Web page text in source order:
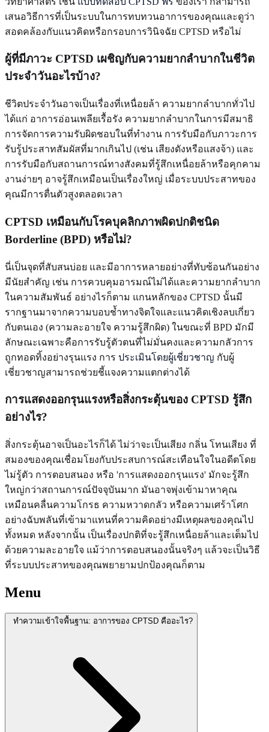
เสนอวิธีการที่เป็นระบบในการทบทวนอาการของคุณและดูว่า
สอดคล้องกับแนวคิดหรือกรอบการวินิจฉัย CPTSD หรือไม่
ผู้ที่มีภาวะ CPTSD เผชิญกับความยากลำบากในชีวิต
ประจำวันอะไรบ้าง?
ชีวิตประจำวันอาจเป็นเรื่องที่เหนื่อยล้า ความยากลำบากทั่วไป
ได้แก่ อาการอ่อนเพลียเรื้อรัง ความยากลำบากในการมีสมาธิ
การจัดการความรับผิดชอบในที่ทำงาน การรับมือกับภาวะการ
รับรู้ประสาทสัมผัสที่มากเกินไป (เช่น เสียงดังหรือแสงจ้า) และ
การรับมือกับสถานการณ์ทางสังคมที่รู้สึกเหนื่อยล้าหรือคุกคาม
งานง่ายๆ อาจรู้สึกเหมือนเป็นเรื่องใหญ่ เมื่อระบบประสาทของ
คุณมีการตื่นตัวสูงตลอดเวลา
CPTSD เหมือนกับโรคบุคลิกภาพผิดปกติชนิด
Borderline (BPD) หรือไม่?
นี่เป็นจุดที่สับสนบ่อย และมีอาการหลายอย่างที่ทับซ้อนกันอย่าง
มีนัยสำคัญ เช่น การควบคุมอารมณ์ไม่ได้และความยากลำบาก
ในความสัมพันธ์ อย่างไรก็ตาม แกนหลักของ CPTSD นั้นมี
รากฐานมาจากความบอบช้ำทางจิตใจและแนวคิดเชิงลบเกี่ยว
กับตนเอง (ความละอายใจ ความรู้สึกผิด) ในขณะที่ BPD มักมี
ลักษณะเฉพาะคือการรับรู้ตัวตนที่ไม่มั่นคงและความกลัวการ
ถูกทอดทิ้งอย่างรุนแรง การ ประเมินโดยผู้เชี่ยวชาญ กับผู้
เชี่ยวชาญสามารถช่วยชี้แจงความแตกต่างได้
การแสดงออกรุนแรงหรือสิ่งกระตุ้นของ CPTSD รู้สึก
อย่างไร?
สิ่งกระตุ้นอาจเป็นอะไรก็ได้ ไม่ว่าจะเป็นเสียง กลิ่น โทนเสียง ที่
สมองของคุณเชื่อมโยงกับประสบการณ์สะเทือนใจในอดีตโดย
ไม่รู้ตัว การตอบสนอง หรือ 'การแสดงออกรุนแรง' มักจะรู้สึก
ใหญ่กว่าสถานการณ์ปัจจุบันมาก มันอาจพุ่งเข้ามาหาคุณ
เหมือนคลื่นความโกรธ ความหวาดกลัว หรือความเศร้าโศก
อย่างฉับพลันที่เข้ามาแทนที่ความคิดอย่างมีเหตุผลของคุณไป
ทั้งหมด หลังจากนั้น เป็นเรื่องปกติที่จะรู้สึกเหนื่อยล้าและเต็มไป
ด้วยความละอายใจ แม้ว่าการตอบสนองนั้นจริงๆ แล้วจะเป็นวิธี
ที่ระบบประสาทของคุณพยายามปกป้องคุณก็ตาม
Menu
ทำความเข้าใจพื้นฐาน: อาการของ CPTSD คืออะไร?